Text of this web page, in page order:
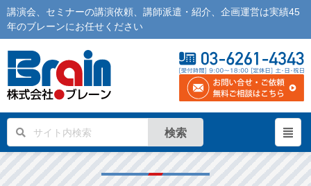
講演会 セミナーの講演依頼 講師派遣 ・紹介、企画運営は実績45
年のブレーンにお任せください
検索